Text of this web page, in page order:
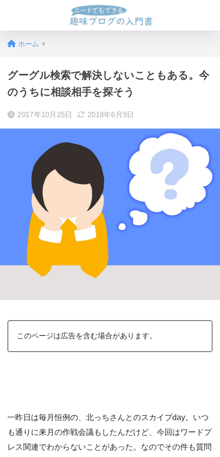
ホーム
グーグル検索で解決しないこともある。今
のうちに相談相手を探そう
2017年10月25日 2018年6月9日
このページは広告を含む場合があります。
一昨日は毎月恒例の、北っちさんとのスカイプday。いつ
も通りに来月の作戦会議もしたんだけど、今回はワードプ
レス関連でわからないことがあった。なのでその件も質問